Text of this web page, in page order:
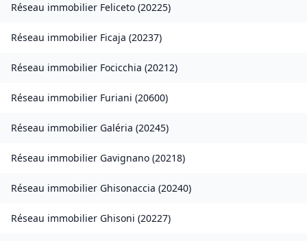
Réseau immobilier Feliceto (20225)
Réseau immobilier Ficaja (20237)
Réseau immobilier Focicchia (20212)
Réseau immobilier Furiani (20600)
Réseau immobilier Galéria (20245)
Réseau immobilier Gavignano (20218)
Réseau immobilier Ghisonaccia (20240)
Réseau immobilier Ghisoni (20227)